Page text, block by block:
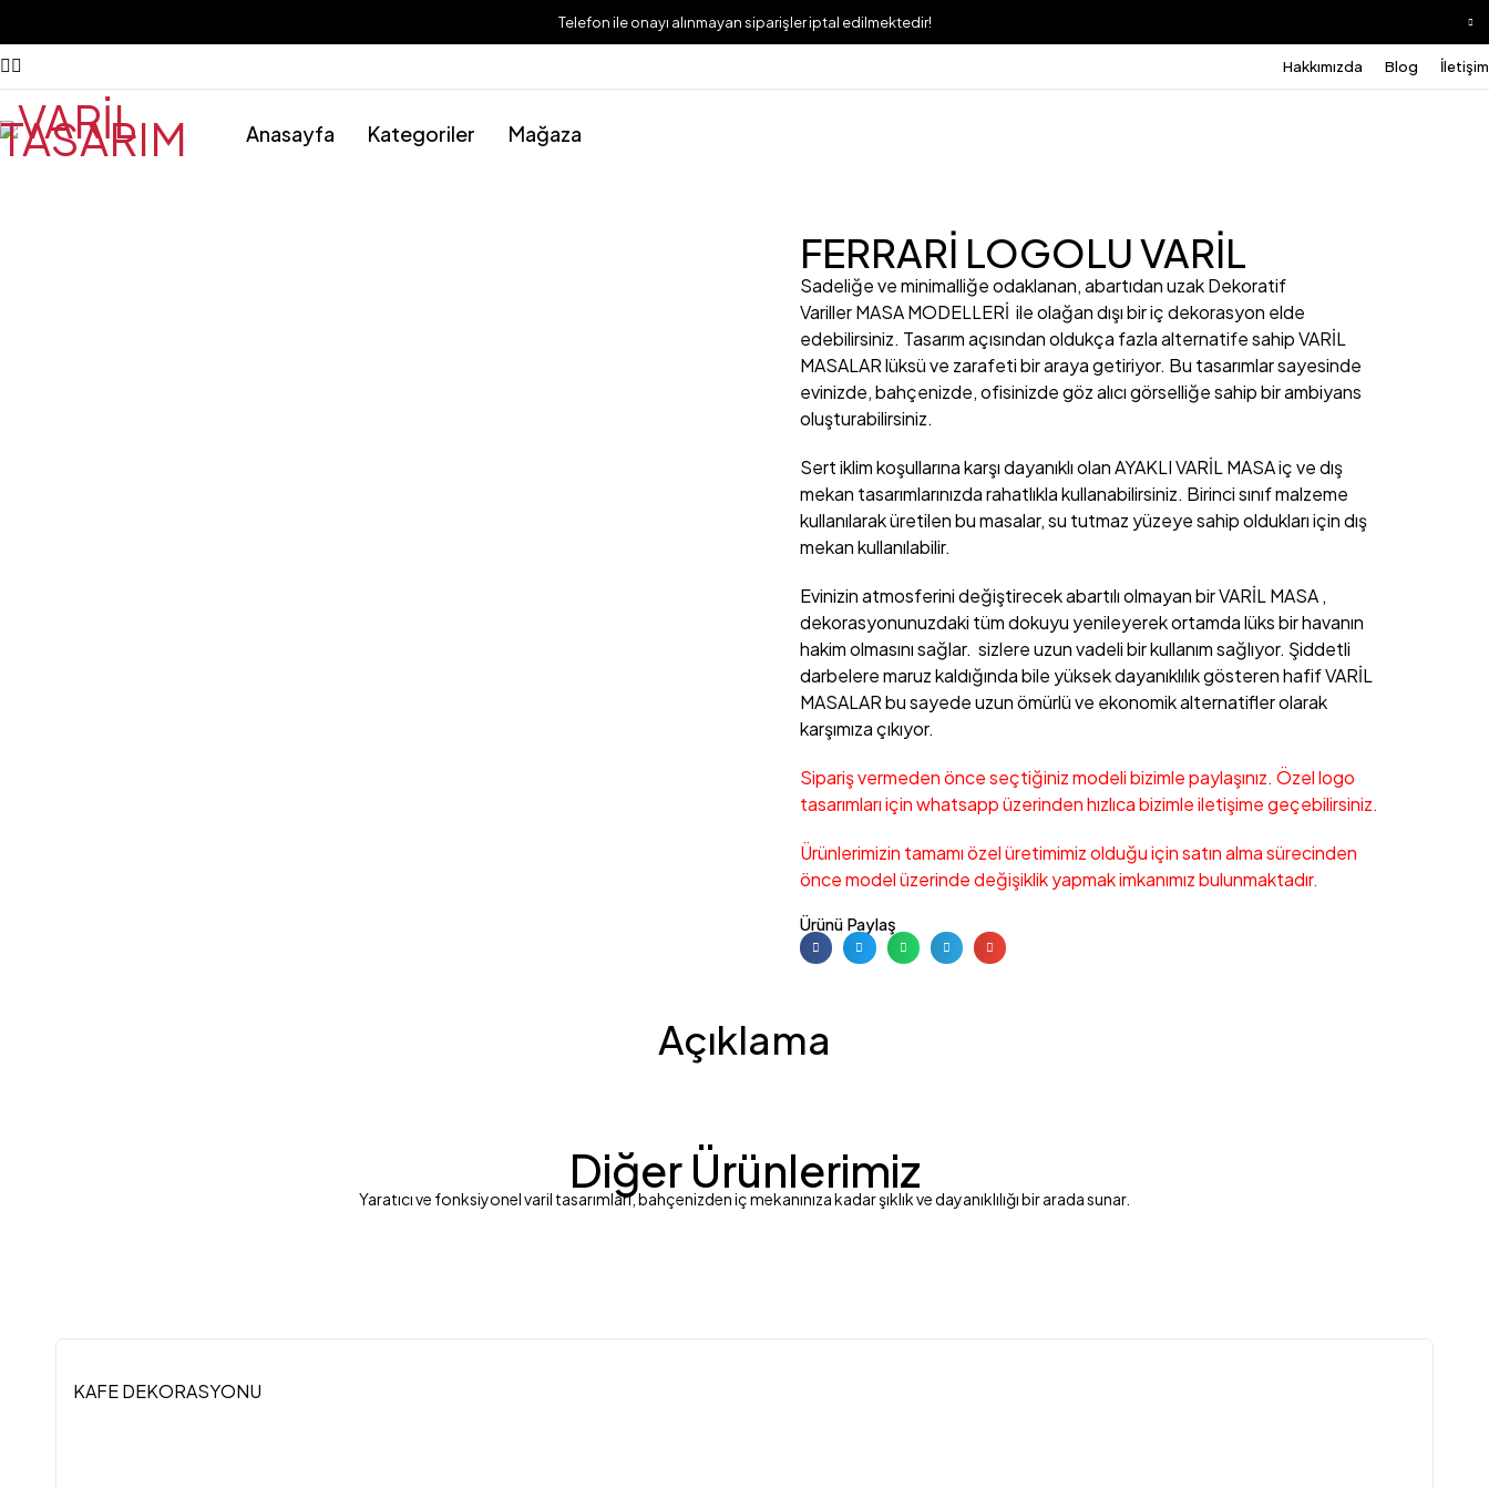
Telefon ile onayı alınmayan siparişler iptal edilmektedir!
Hakkımızda Blog İletişim
Anasayfa Kategoriler Mağaza
FERRARİ LOGOLU VARİL
Sadeliğe ve minimalliğe odaklanan, abartıdan uzakDekoratif
VarillerMASA MODELLERİ ile olağan dışı bir iç dekorasyon elde
edebilirsiniz. Tasarım açısından oldukça fazla alternatife sahip VARİL
MASALAR lüksü ve zarafeti bir araya getiriyor. Bu tasarımlar sayesinde
evinizde, bahçenizde, ofisinizde göz alıcı görselliğe sahip bir ambiyans
oluşturabilirsiniz.
Sert iklim koşullarına karşı dayanıklı olanAYAKLI VARİL MASAiç ve dış
mekan tasarımlarınızda rahatlıkla kullanabilirsiniz. Birinci sınıf malzeme
kullanılarak üretilen bu masalar, su tutmaz yüzeye sahip oldukları için dış
mekan kullanılabilir.
Evinizin atmosferini değiştirecek abartılı olmayan bir VARİL MASA ,
dekorasyonunuzdaki tüm dokuyu yenileyerek ortamda lüks bir havanın
hakim olmasını sağlar. sizlere uzun vadeli bir kullanım sağlıyor. Şiddetli
darbelere maruz kaldığında bile yüksek dayanıklılık gösteren hafif VARİL
MASALAR bu sayede uzun ömürlü ve ekonomik alternatifler olarak
karşımıza çıkıyor.
Sipariş vermeden önce seçtiğiniz modeli bizimle paylaşınız. Özel logo
tasarımları için whatsapp üzerinden hızlıca bizimle iletişime geçebilirsiniz.
Ürünlerimizin tamamı özel üretimimiz olduğu için satın alma sürecinden
önce model üzerinde değişiklik yapmak imkanımız bulunmaktadır.
Ürünü Paylaş
Açıklama
Diğer Ürünlerimiz
Yaratıcı ve fonksiyonel varil tasarımları, bahçenizden iç mekanınıza kadar şıklık ve dayanıklılığı bir arada sunar.
KAFE DEKORASYONU